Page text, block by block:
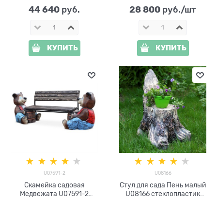
44 640 руб.
КУПИТЬ
28 800 руб./шт
КУПИТЬ
U07591-2
Скамейка садовая
Медвежата U07591-2
U08166
Стул для сада Пень малый
U08166 стеклопластик